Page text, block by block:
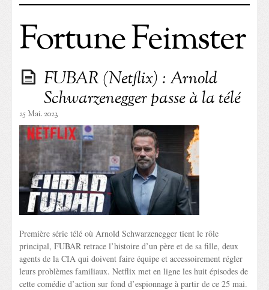
Fortune Feimster
FUBAR (Netflix) : Arnold
Schwarzenegger passe à la télé
25 Mai. 2023
Première série télé où Arnold Schwarzenegger tient le rôle
principal, FUBAR retrace l’histoire d’un père et de sa fille, deux
agents de la CIA qui doivent faire équipe et accessoirement régler
leurs problèmes familiaux. Netflix met en ligne les huit épisodes de
cette comédie d’action sur fond d’espionnage à partir de ce 25 mai.